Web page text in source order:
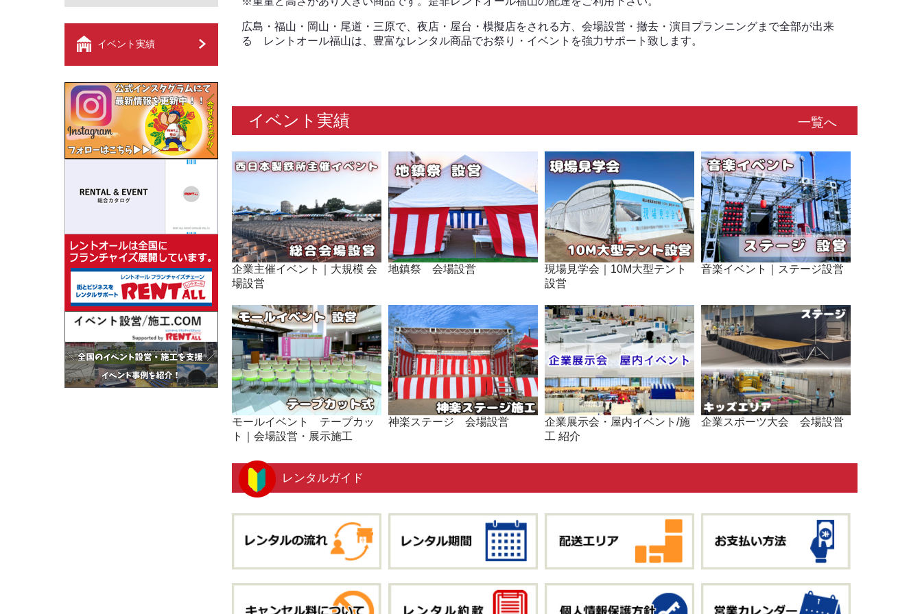
イベント実績
広島・福山・岡山・尾道・三原で、夜店・屋台・模擬店をされる方、会場設営・撤去・演目プランニングまで全部が出来
る レントオール福山は、豊富なレンタル商品でお祭り・イベントを強力サポート致します。
イベント実績 一覧へ
企業主催イベント｜大規模 会
場設営
地鎮祭 会場設営
現場見学会｜10M大型テント
設営
音楽イベント｜ステージ設営
モールイベント テープカッ
ト｜会場設営・展示施工
神楽ステージ 会場設営
企業展示会・屋内イベント/施
工 紹介
企業スポーツ大会 会場設営
レンタルガイド